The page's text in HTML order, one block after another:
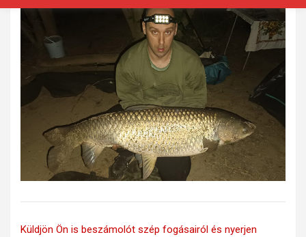
Küldjön Ön is beszámolót szép fogásairól és nyerjen